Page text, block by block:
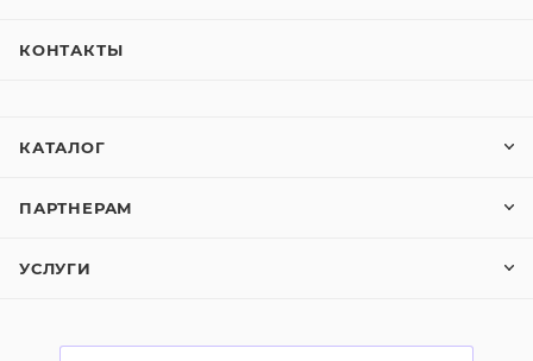
КОНТАКТЫ
КАТАЛОГ
ПАРТНЕРАМ
УСЛУГИ